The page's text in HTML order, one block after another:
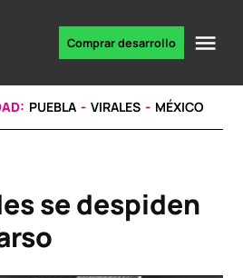
Comprar desarrollo
PUEBLA VIRALES MÉXICO
se despiden